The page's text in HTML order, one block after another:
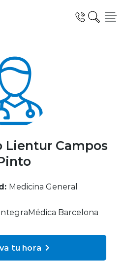
Lientur Campos
Medicina General
Barcelona
tu hora